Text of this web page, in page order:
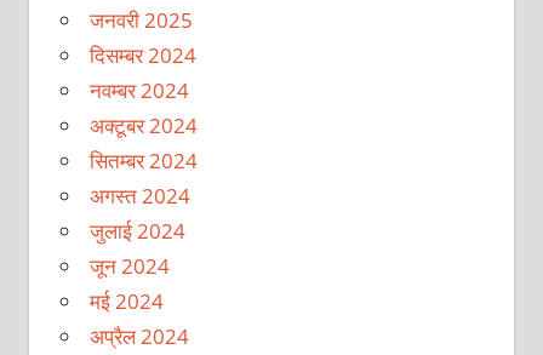
जनवरी 2025
दिसम्बर 2024
नवम्बर 2024
अक्टूबर 2024
सितम्बर 2024
अगस्त 2024
जुलाई 2024
जून 2024
मई 2024
अप्रैल 2024